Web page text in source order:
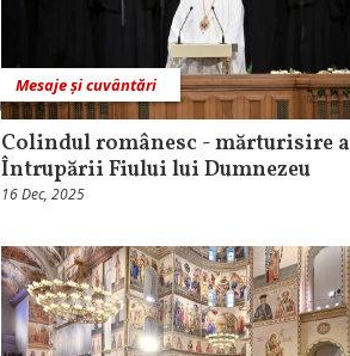
Mesaje și cuvântări
Colindul românesc - mărturisire a
Întrupării Fiului lui Dumnezeu
16 Dec, 2025